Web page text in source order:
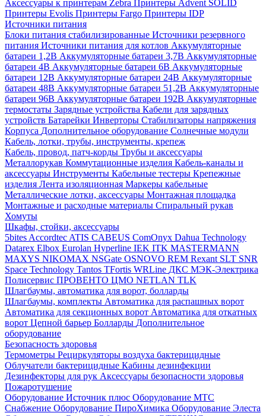
Аксессуары к принтерам Zebra Принтеры Advent SOLID
Принтеры Evolis Принтеры Fargo Принтеры IDP
Источники питания
Блоки питания стабилизированные Источники резервного
питания Источники питания для котлов Аккумуляторные
батареи 1,2В Аккумуляторные батареи 3,7В Аккумуляторные
батареи 4В Аккумуляторные батареи 6В Аккумуляторные
батареи 12В Аккумуляторные батареи 24В Аккумуляторные
батареи 48В Аккумуляторные батареи 51,2В Аккумуляторные
батареи 96В Аккумуляторные батареи 192В Аккумуляторные
термостаты Зарядные устройства Кабели для зарядных
устройств Батарейки Инверторы Стабилизаторы напряжения
Корпуса Дополнительное оборудование Солнечные модули
Кабель, лотки, трубы, инструменты, крепеж
Кабель, провод, патч-корды Трубы и аксессуары
Металлорукав Коммутационные изделия Кабель-каналы и
аксессуары Инструменты Кабельные тестеры Крепежные
изделия Лента изоляционная Маркеры кабельные
Металлические лотки, аксессуары Монтажная площадка
Монтажные и расходные материалы Спиральный рукав
Хомуты
Шкафы, стойки, аксессуары
5bites Accordtec ATIS CABEUS ComOnyx Dahua Technology
Datarex Elbox Eurolan Hyperline IEK ITK MASTERMANN
MAXYS NIKOMAX NSGate OSNOVO REM Rexant SLT SNR
Space Technology Tantos TFortis WRLine ДКС МЭК-Электрика
Полисервис ПРОВЕНТО ЦМО NETLAN TLK
Шлагбаумы, автоматика для ворот, болларды
Шлагбаумы, комплекты Автоматика для распашных ворот
Автоматика для секционных ворот Автоматика для откатных
ворот Цепной барьер Болларды Дополнительное
оборудование
Безопасность здоровья
Термометры Рециркуляторы воздуха бактерицидные
Облучатели бактерицидные Кабины дезинфекции
Дезинфекторы для рук Аксессуары безопасности здоровья
Пожаротушение
Оборудование Источник плюс Оборудование МТС
Снабжение Оборудование ПироХимика Оборудование Элеста